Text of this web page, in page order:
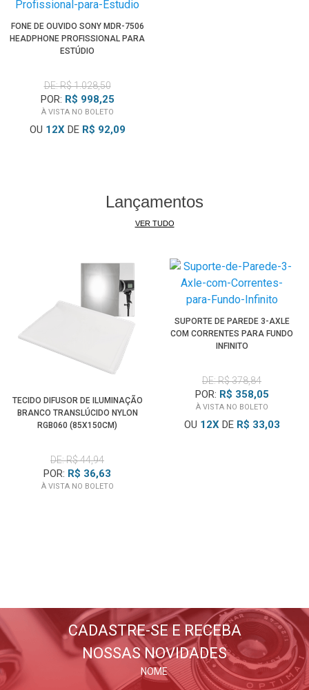
com facilidade
Controle suas músicas e ligações com facilidade usando o
botão de várias funções. Não gosta da faixa atual? Basta
Um simples pressionamento de botão pode resolver.
FONE DE OUVIDO SONY MDR-7506
HEADPHONE PROFISSIONAL PARA
ESTÚDIO
DE: R$ 1.028,50
POR: R$ 998,25
À VISTA NO BOLETO
OU 12XDE R$ 92,09
Lançamentos
VER TUDO
TECIDO DIFUSOR DE ILUMINAÇÃO
BRANCO TRANSLÚCIDO NYLON
RGB060 (85X150CM)
DE: R$ 44,94
POR: R$ 36,63
À VISTA NO BOLETO
SUPORTE DE PAREDE 3-AXLE
COM CORRENTES PARA FUNDO
INFINITO
DE: R$ 378,84
POR: R$ 358,05
À VISTA NO BOLETO
OU 12XDE R$ 33,03
E tudo sobre fotografia
FIQUE POR DENTRO
CADASTRE-SE E RECEBA
NOSSAS NOVIDADES
NOME